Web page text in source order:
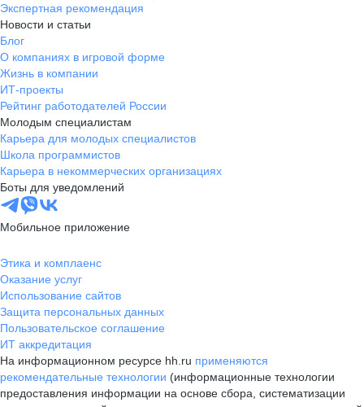
Экспертная рекомендация
Новости и статьи
Блог
О компаниях в игровой форме
Жизнь в компании
ИТ-проекты
Рейтинг работодателей России
Молодым специалистам
Карьера для молодых специалистов
Школа программистов
Карьера в некоммерческих организациях
Боты для уведомлений
Мобильное приложение
Этика и комплаенс
Оказание услуг
Использование сайтов
Защита персональных данных
Пользовательское соглашение
ИТ аккредитация
На информационном ресурсе hh.ru применяются
рекомендательные технологии (информационные технологии
предоставления информации на основе сбора, систематизации